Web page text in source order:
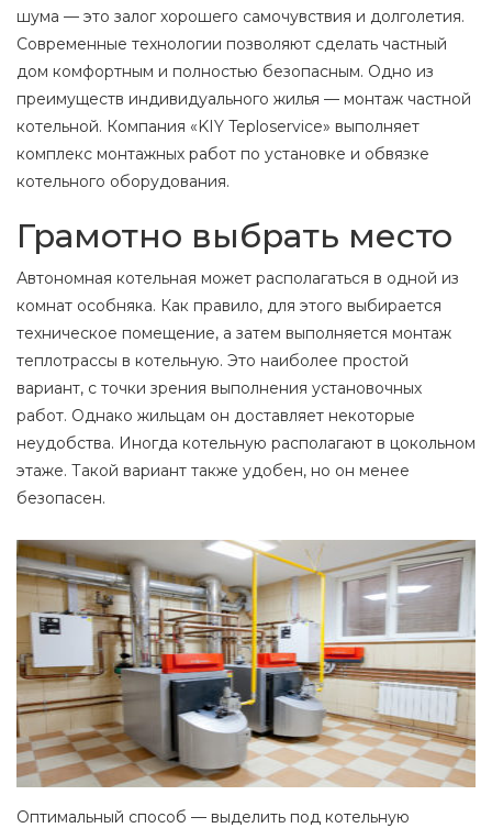
шума — это залог хорошего самочувствия и долголетия.
Современные технологии позволяют сделать частный
дом комфортным и полностью безопасным. Одно из
преимуществ индивидуального жилья — монтаж частной
котельной. Компания «KIY Teploservice» выполняет
комплекс монтажных работ по установке и обвязке
котельного оборудования.
Грамотно выбрать место
Автономная котельная может располагаться в одной из
комнат особняка. Как правило, для этого выбирается
техническое помещение, а затем выполняется монтаж
теплотрассы в котельную. Это наиболее простой
вариант, с точки зрения выполнения установочных
работ. Однако жильцам он доставляет некоторые
неудобства. Иногда котельную располагают в цокольном
этаже. Такой вариант также удобен, но он менее
безопасен.
Оптимальный способ — выделить под котельную